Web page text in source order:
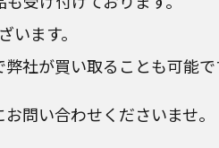
ます。
社が買い取ることも可能で
問い合わせくださいませ。